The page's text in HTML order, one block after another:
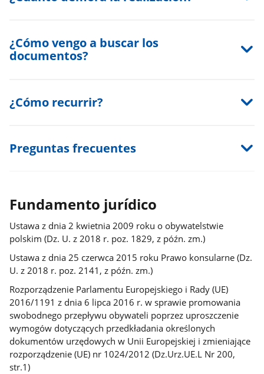
¿Cómo vengo a buscar los
documentos?
¿Cómo recurrir?
Preguntas frecuentes
Fundamento jurídico
Ustawa z dnia 2 kwietnia 2009 roku o obywatelstwie
polskim (Dz. U. z 2018 r. poz. 1829, z późn. zm.)
Ustawa z dnia 25 czerwca 2015 roku Prawo konsularne (Dz.
U. z 2018 r. poz. 2141, z późn. zm.)
Rozporządzenie Parlamentu Europejskiego i Rady (UE)
2016/1191 z dnia 6 lipca 2016 r. w sprawie promowania
swobodnego przepływu obywateli poprzez uproszczenie
wymogów dotyczących przedkładania określonych
dokumentów urzędowych w Unii Europejskiej i zmieniające
rozporządzenie (UE) nr 1024/2012 (Dz.Urz.UE.L Nr 200,
str.1)